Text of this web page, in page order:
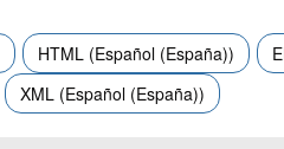
HTML (Español (España))
XML (Español (España))